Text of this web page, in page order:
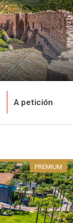
A petición
PREMIUM